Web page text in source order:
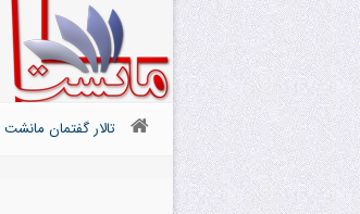
تالار گفتمان مانشت